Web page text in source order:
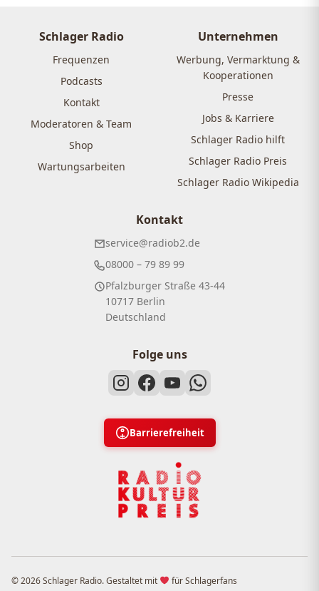
Schlager Radio
Frequenzen
Podcasts
Kontakt
Moderatoren & Team
Shop
Wartungsarbeiten
Unternehmen
Werbung, Vermarktung &
Kooperationen
Presse
Jobs & Karriere
Schlager Radio hilft
Schlager Radio Preis
Schlager Radio Wikipedia
Kontakt
service@radiob2.de
08000 – 79 89 99
Pfalzburger Straße 43-44
10717 Berlin
Deutschland
Folge uns
Barrierefreiheit
© 2026 Schlager Radio. Gestaltet mit für Schlagerfans